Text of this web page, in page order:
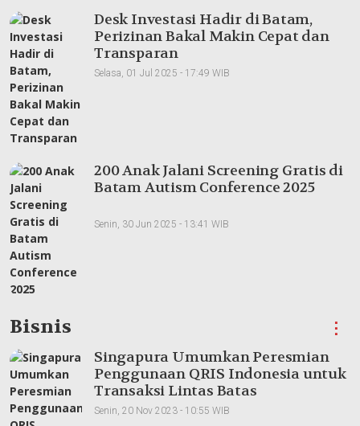
Desk Investasi Hadir di Batam,
Perizinan Bakal Makin Cepat dan
Transparan
Selasa, 01 Jul 2025 - 17:49 WIB
200 Anak Jalani Screening Gratis di
Batam Autism Conference 2025
Senin, 30 Jun 2025 - 13:41 WIB
Bisnis ⋮
Singapura Umumkan Peresmian
Penggunaan QRIS Indonesia untuk
Transaksi Lintas Batas
Senin, 20 Nov 2023 - 10:55 WIB